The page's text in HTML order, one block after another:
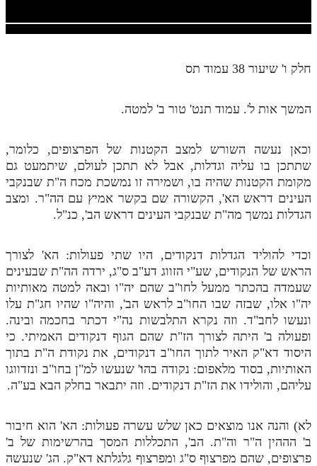
חלק יד
חלק ט"ז
בית שער הכוונות
שידור חי
הזמן סט תע"ס
הזמן סט תלמוד עשר הספירות
ספרים להורדה
מנוע חיפוש בספרים
תלמוד עשר הספירות בעיון
תע"ס חלק ב' עיון
תע"ס חלק ג' עיון
חלק ו' שיעור 38 עמוד תס
המשך אות ל'. עמוד תנט' טור ב' למטה.
וכאן נעשה השורש למצב הקטנות של הפרצופים, כלומר,
שתתכן בו עליה וגדלות, אבל לא תתכן לעולם, שיתמעט גם
מקומת הקטנות שהיה בו, ושמירה זו נמשכת מכח ה"ת שבנקבי
העינים דראש הא', הקשורה שם בקשר אמיץ עם הה"ר. ומצב
הגדלות נמשך מה"ת שבנקבי העינים דראש הב', כנ"ל.
וכדי להוליד הגדלות דנקודים, היו שתי פעולות: הא' לצורך
הראש של הנקודים, שע"י הזווג דע"ב ס"ג, ירדה הה"ת שבעינים
שעמדה בהכתר ממעל לחו"ב שהם יה"ו ובאה למטה מאותיות
יה"ו אלו, שבזה שבו החו"ב לראש הב', והיה"ו שהיו חג"ת עלו
ונעשו לחב"ד. וזה נקרא התלבשות נה"י דכתר בחכמה ובינה.
ופעולה ב' היתה לצורך הז"ת שהם הגוף דנקודים האמיתי. כי
היסוד דא"ק האיר לתוך החו"ב דנקודים, את נקודת ה"ת בתוך
האותיות, בסוד מלאפום: נקודה בהו' שנעשו למ"ן בחו"ב ונזדווגו
עליהם, והולידו את הז"ת דנקודים. וזה יתבאר בחלק הבא בע"ה.
לא) והנה אנו מוצאים כאן שלש עשרה פעולות: הא' הוא חיבור
ב' הההין ה"ר וה"ת. הב', התכללות המסך בהרשימות של ב'
פרצופים, שהם מפרצוף ס"ג ומפרצוף גלגלתא דא"ק. הג' שנעשה